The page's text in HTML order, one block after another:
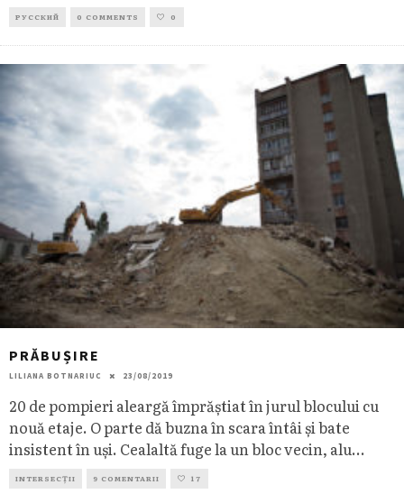
РУССКИЙ 0 COMMENTS 0
PRĂBUȘIRE
LILIANA BOTNARIUC 23/08/2019
20 de pompieri aleargă împrăștiat în jurul blocului cu
nouă etaje. O parte dă buzna în scara întâi și bate
insistent în uși. Cealaltă fuge la un bloc vecin, alu...
INTERSECȚII 9 COMENTARII 17